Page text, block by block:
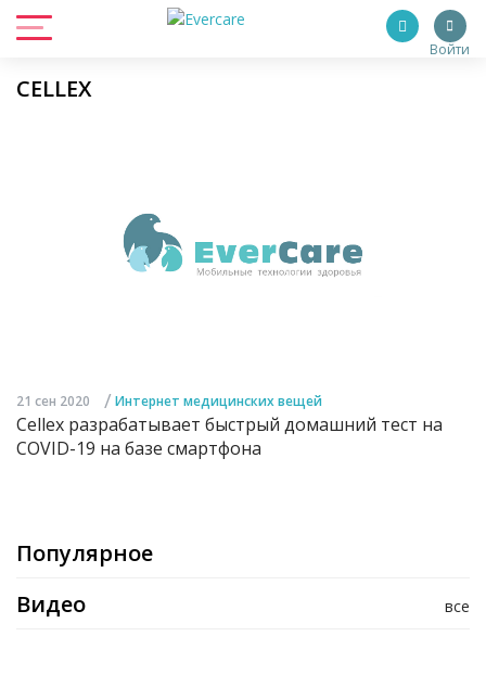
Войти
CELLEX
21 сен 2020 / Интернет медицинских вещей
Cellex разрабатывает быстрый домашний тест на
COVID-19 на базе смартфона
Популярное
все
Видео